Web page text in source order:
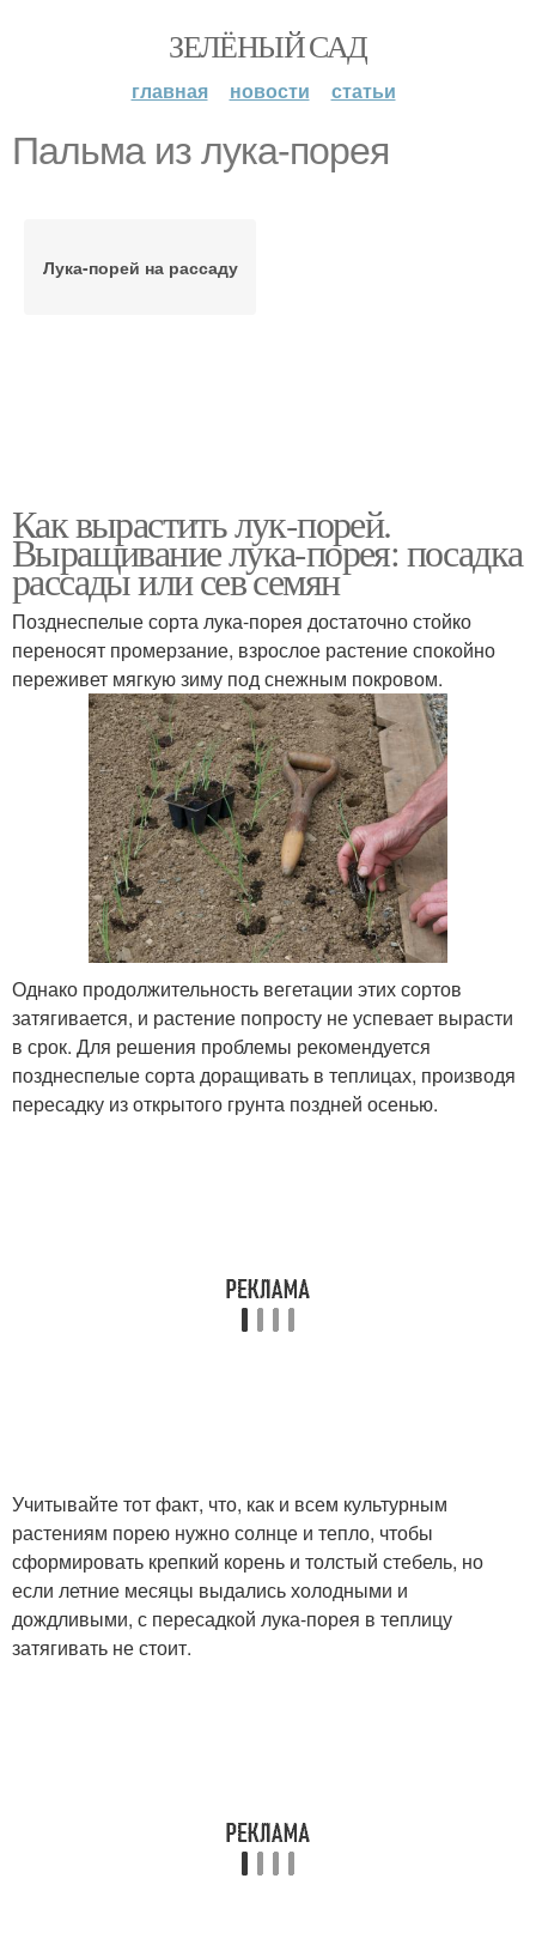
ЗЕЛЁНЫЙ САД
главная новости статьи
Пальма из лука-порея
Лука-порей на рассаду
Как вырастить лук-порей.
Выращивание лука-порея: посадка
рассады или сев семян
Позднеспелые сорта лука-порея достаточно стойко
переносят промерзание, взрослое растение спокойно
переживет мягкую зиму под снежным покровом.
Однако продолжительность вегетации этих сортов
затягивается, и растение попросту не успевает вырасти
в срок. Для решения проблемы рекомендуется
позднеспелые сорта доращивать в теплицах, производя
пересадку из открытого грунта поздней осенью.
Учитывайте тот факт, что, как и всем культурным
растениям порею нужно солнце и тепло, чтобы
сформировать крепкий корень и толстый стебель, но
если летние месяцы выдались холодными и
дождливыми, с пересадкой лука-порея в теплицу
затягивать не стоит.